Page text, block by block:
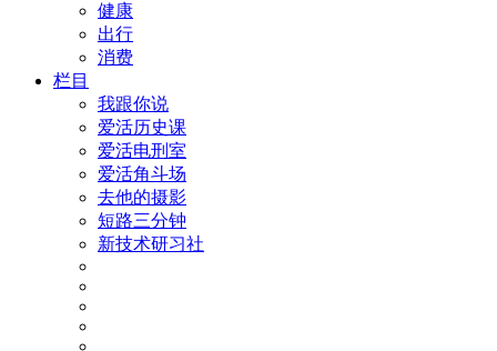
健康
出行
消费
栏目
我跟你说
爱活历史课
爱活电刑室
爱活角斗场
去他的摄影
短路三分钟
新技术研习社